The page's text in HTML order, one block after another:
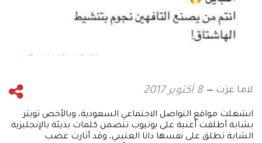
لاما عزت 8 أكتوبر 2017
انشغلت مواقع التواصل الاجتماعي السعودية، وبالأخص تويتر
بشابة أطلقت أغنية على يوتيوب تتضمن كلمات بذيئة بالإنجليزية.
الشابة تطلق على نفسها دانا العتيبي، وقد أثارت غضب